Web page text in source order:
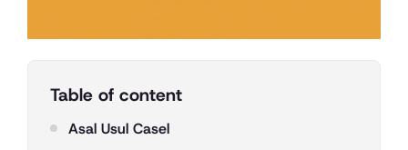
Table of content
Asal Usul Casel